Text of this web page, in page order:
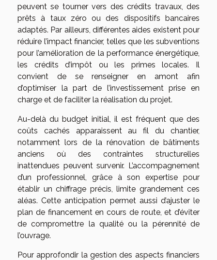
peuvent se tourner vers des crédits travaux, des
prêts à taux zéro ou des dispositifs bancaires
adaptés. Par ailleurs, différentes aides existent pour
réduire l’impact financier, telles que les subventions
pour l’amélioration de la performance énergétique,
les crédits d’impôt ou les primes locales. Il
convient de se renseigner en amont afin
d’optimiser la part de l’investissement prise en
charge et de faciliter la réalisation du projet.
Au-delà du budget initial, il est fréquent que des
coûts cachés apparaissent au fil du chantier,
notamment lors de la rénovation de bâtiments
anciens où des contraintes structurelles
inattendues peuvent survenir. L’accompagnement
d’un professionnel, grâce à son expertise pour
établir un chiffrage précis, limite grandement ces
aléas. Cette anticipation permet aussi d’ajuster le
plan de financement en cours de route, et d’éviter
de compromettre la qualité ou la pérennité de
l’ouvrage.
Pour approfondir la gestion des aspects financiers